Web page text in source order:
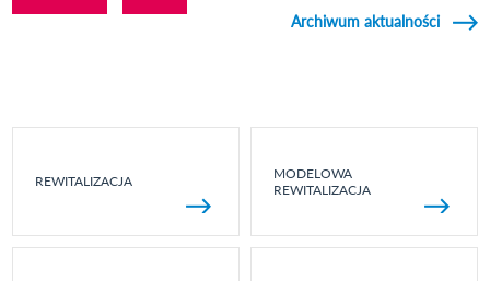
Archiwum aktualności
REWITALIZACJA
MODELOWA
REWITALIZACJA